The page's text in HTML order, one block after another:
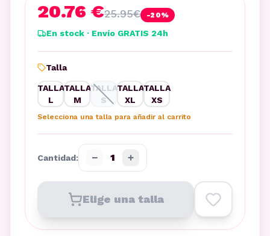
20.76 €25.95€ -20%
En stock · Envío GRATIS 24h
Talla
TALLA
L
TALLA
M
TALLA
S
TALLA
XL
TALLA
XS
Selecciona una talla para añadir al carrito
Cantidad: − 1 +
Elige una talla